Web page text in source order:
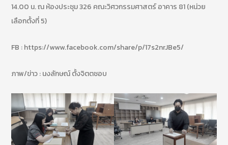
14.00 น. ณ ห้องประชุม 326 คณะวิศวกรรมศาสตร์ อาคาร 81 (หน่วย
เลือกตั้งที่ 5)
FB : https://www.facebook.com/share/p/17s2nrJBe5/
ภาพ/ข่าว : นงลักษณ์ ตั้งจิตตชอบ